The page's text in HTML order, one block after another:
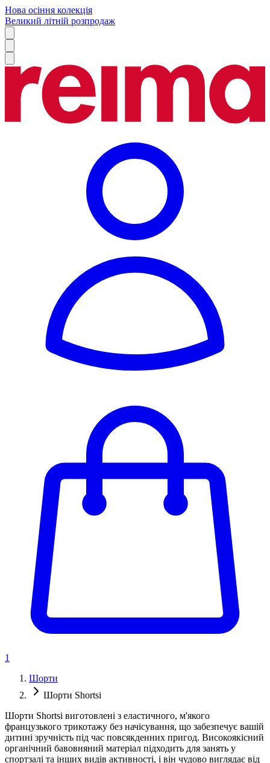
Нова осіння колекція
Великий літній розпродаж
1
Шорти
Шорти Shortsi
Шорти Shortsi виготовлені з еластичного, м'якого
французького трикотажу без начісування, що забезпечує вашій
дитині зручність під час повсякденних пригод. Високоякісний
органічний бавовняний матеріал підходить для занять у
спортзалі та інших видів активності, і він чудово виглядає від